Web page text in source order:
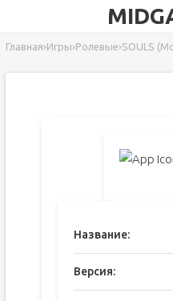
Главная›Игры›Ролевые›SOULS
Название:
Версия: